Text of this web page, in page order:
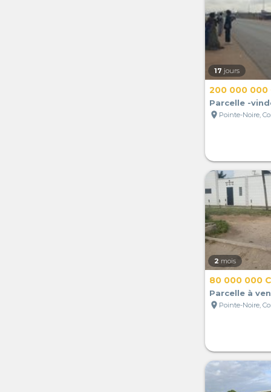
17 jours
200 000 000
Parcelle -
location_on Pointe-Noire,
2 mois
80 000 000
Parcelle à
location_on Pointe-Noire,